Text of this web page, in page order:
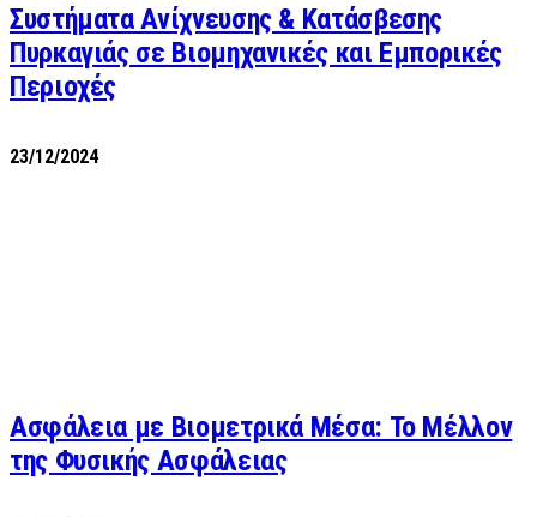
Συστήματα Ανίχνευσης & Κατάσβεσης
Πυρκαγιάς σε Βιομηχανικές και Εμπορικές
Περιοχές
23/12/2024
Ασφάλεια με Βιομετρικά Μέσα: Το Μέλλον
της Φυσικής Ασφάλειας